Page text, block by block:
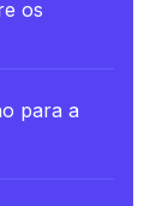
os
para a